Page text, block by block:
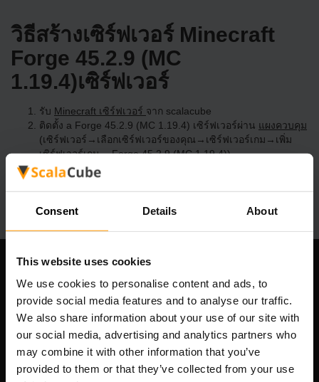
Consent Details About
This website uses cookies
We use cookies to personalise content and ads, to
provide social media features and to analyse our traffic.
We also share information about your use of our site with
our social media, advertising and analytics partners who
may combine it with other information that you’ve
provided to them or that they’ve collected from your use
วิธีสร้างเซิร์ฟเวอร์ Minecraft
Forge 45.2.9 (MC
1.19.4)เซิร์ฟเวอร์
รับ Minecraft เซิร์ฟเวอร์ จาก scalacube
ติดตั้ง a Forge 45.2.9 (MC 1.19.4) เซิร์ฟเวอร์ผ่าน แผงควบคุม
(เซิร์ฟเวอร์→เลือกเซิร์ฟเวอร์ของคุณ→เซิร์ฟเวอร์เกม→เพิ่ม
เซิร์ฟเวอร์เกม→ Forge 45.2.9 (MC 1.19.4))
สนุกกับการเล่นบนเซิร์ฟเวอร์!
Scalable Hosting Solutions OÜ
เลขที่จดทะเบียน: 14652605
เลขที่ผู้เสียภาษี: EE102133820